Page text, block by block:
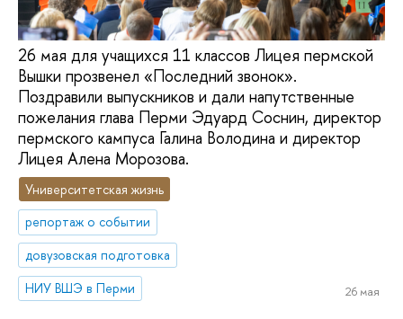
26 мая для учащихся 11 классов Лицея пермской
Вышки прозвенел «Последний звонок».
Поздравили выпускников и дали напутственные
пожелания глава Перми Эдуард Соснин, директор
пермского кампуса Галина Володина и директор
Лицея Алена Морозова.
Университетская жизнь
репортаж о событии
довузовская подготовка
НИУ ВШЭ в Перми
26 мая